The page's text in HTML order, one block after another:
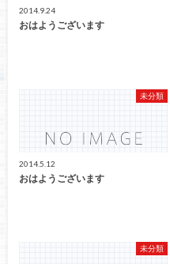
2014.9.24
おはようございます
未分類
2014.5.12
おはようございます
未分類